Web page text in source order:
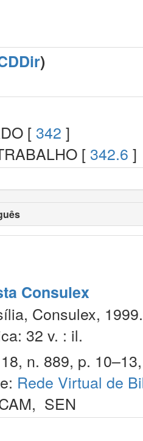
)
[ 342 ]
[ 342.6 ]
Consulex
Consulex, 1999.
32 v. : il.
n. 889, p.
Rede Virtual de
, SEN